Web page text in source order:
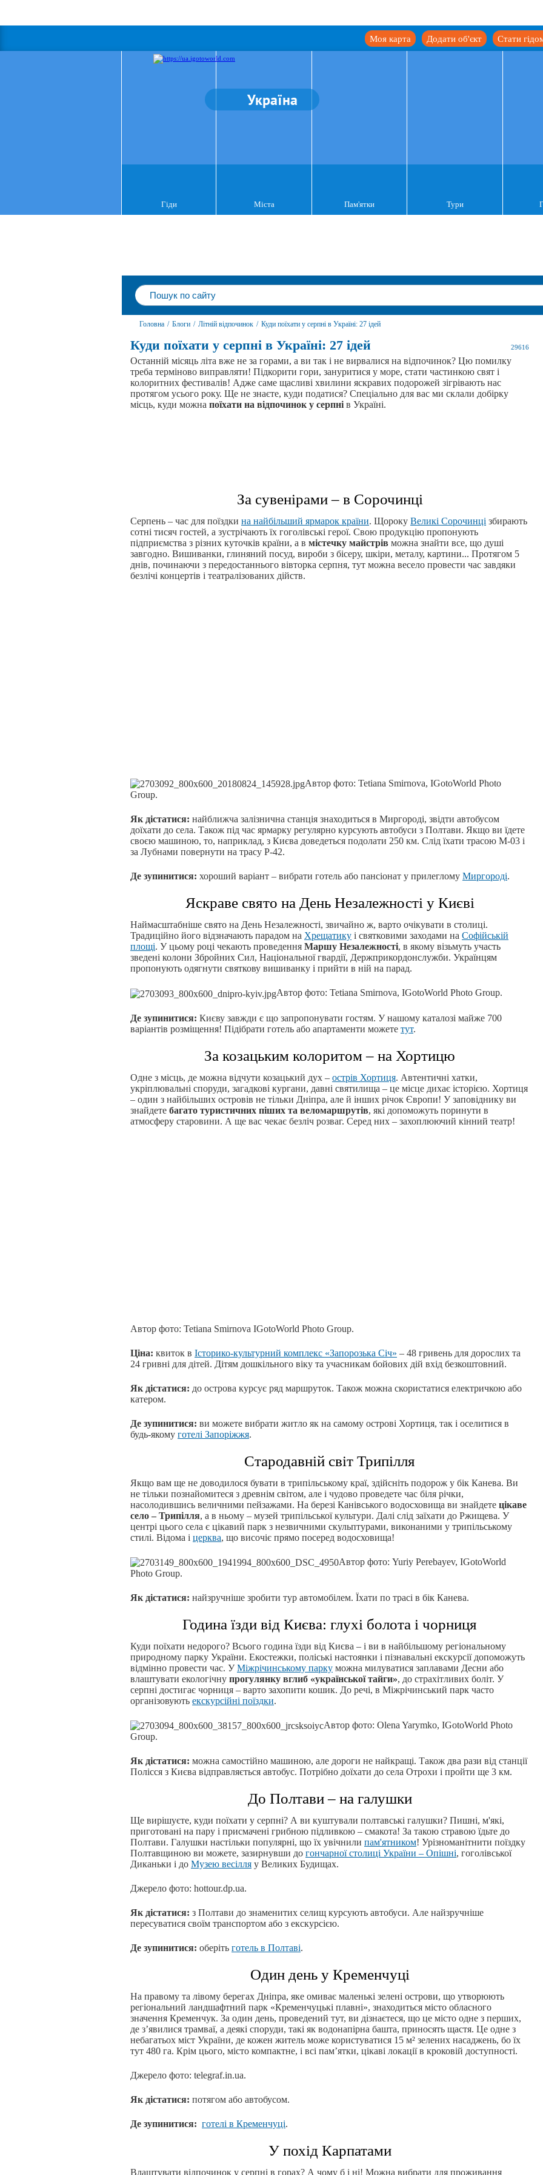
Стати
Додати об'єкт
Моя карта
Україна
Гіди Міста Пам'ятки Тури
Головна / Блоги / Літній відпочинок / Куди поїхати у серпні в Україні: 27 ідей
Куди поїхати у серпні в Україні: 27 ідей 29616
Останній місяць літа вже не за горами, а ви так і не вирвалися на відпочинок? Цю помилку
треба терміново виправляти! Підкорити гори, зануритися у море, стати частинкою свят і
колоритних фестивалів! Адже саме щасливі хвилини яскравих подорожей зігрівають нас
протягом усього року. Ще не знаєте, куди податися? Спеціально для вас ми склали добірку
місць, куди можна поїхати на відпочинок у серпні в Україні.
За сувенірами – в Сорочинці
Серпень – час для поїздки на найбільший ярмарок країни. Щороку Великі Сорочинці збирають
сотні тисяч гостей, а зустрічають їх гоголівські герої. Свою продукцію пропонують
підприємства з різних куточків країни, а в містечку майстрів можна знайти все, що душі
завгодно. Вишиванки, глиняний посуд, вироби з бісеру, шкіри, металу, картини... Протягом 5
днів, починаючи з передостаннього вівторка серпня, тут можна весело провести час завдяки
безлічі концертів і театралізованих дійств.
Автор фото: Tetiana Smirnova, IGotoWorld Photo
Group.
Як дістатися: найближча залізнична станція знаходиться в Миргороді, звідти автобусом
доїхати до села. Також під час ярмарку регулярно курсують автобуси з Полтави. Якщо ви їдете
своєю машиною, то, наприклад, з Києва доведеться подолати 250 км. Слід їхати трасою М-03 і
за Лубнами повернути на трасу Р-42.
Де зупинитися: хороший варіант – вибрати готель або пансіонат у прилеглому Миргороді.
Яскраве свято на День Незалежності у Києві
Наймасштабніше свято на День Незалежності, звичайно ж, варто очікувати в столиці.
Традиційно його відзначають парадом на Хрещатику і святковими заходами на Софійській
площі. У цьому році чекають проведення Маршу Незалежності, в якому візьмуть участь
зведені колони Збройних Сил, Національної гвардії, Держприкордонслужби. Українцям
пропонують одягнути святкову вишиванку і прийти в ній на парад.
Автор фото: Tetiana Smirnova, IGotoWorld Photo Group.
Де зупинитися: Києву завжди є що запропонувати гостям. У нашому каталозі майже 700
варіантів розміщення! Підібрати готель або апартаменти можете тут.
За козацьким колоритом – на Хортицю
Одне з місць, де можна відчути козацький дух – острів Хортиця. Автентичні хатки,
укріплювальні споруди, загадкові кургани, давні святилища – це місце дихає історією. Хортиця
– один з найбільших островів не тільки Дніпра, але й інших річок Європи! У заповіднику ви
знайдете багато туристичних піших та веломаршрутів, які допоможуть поринути в
атмосферу старовини. А ще вас чекає безліч розваг. Серед них – захоплюючий кінний театр!
Автор фото: Tetiana Smirnova IGotoWorld Photo Group.
Ціна: квиток в Історико-культурний комплекс «Запорозька Січ» – 48 гривень для дорослих та
24 гривні для дітей. Дітям дошкільного віку та учасникам бойових дій вхід безкоштовний.
Як дістатися: до острова курсує ряд маршруток. Також можна скористатися електричкою або
катером.
Де зупинитися: ви можете вибрати житло як на самому острові Хортиця, так і оселитися в
будь-якому готелі Запоріжжя.
Стародавній світ Трипілля
Якщо вам ще не доводилося бувати в трипільському краї, здійсніть подорож у бік Канева. Ви
не тільки познайомитеся з древнім світом, але і чудово проведете час біля річки,
насолодившись величними пейзажами. На березі Канівського водосховища ви знайдете цікаве
село – Трипілля, а в ньому – музей трипільської культури. Далі слід заїхати до Ржищева. У
центрі цього села є цікавий парк з незвичними скульптурами, виконаними у трипільському
стилі. Відома і церква, що височіє прямо посеред водосховища!
Автор фото: Yuriy Perebayev, IGotoWorld
Photo Group.
Як дістатися: найзручніше зробити тур автомобілем. Їхати по трасі в бік Канева.
Година їзди від Києва: глухі болота і чорниця
Куди поїхати недорого? Всього година їзди від Києва – і ви в найбільшому регіональному
природному парку України. Екостежки, поліські настоянки і пізнавальні екскурсії допоможуть
відмінно провести час. УМіжрічинському парку можна милуватися заплавами Десни або
влаштувати екологічну прогулянку вглиб «української тайги», до страхітливих боліт. У
серпні достигає чорниця – варто захопити кошик. До речі, в Міжрічинський парк часто
організовують екскурсійні поїздки.
Автор фото: Olena Yarymko, IGotoWorld Photo
Group.
Як дістатися: можна самостійно машиною, але дороги не найкращі. Також два рази від станції
Полісся з Києва відправляється автобус. Потрібно доїхати до села Отрохи і пройти ще 3 км.
До Полтави – на галушки
Ще вирішуєте, куди поїхати у серпні? А ви куштували полтавські галушки? Пишні, м'які,
приготовані на пару і присмачені грибною підливкою – смакота! За такою стравою їдьте до
Полтави. Галушки настільки популярні, що їх увічнили пам'ятником! Урізноманітнити поїздку
Полтавщиною ви можете, зазирнувши до гончарної столиці України – Опішні, гоголівської
Диканьки і до Музею весілля у Великих Будищах.
Джерело фото: hottour.dp.ua.
Як дістатися: з Полтави до знаменитих селищ курсують автобуси. Але найзручніше
пересуватися своїм транспортом або з екскурсією.
Де зупинитися: оберіть готель в Полтаві.
Один день у Кременчуці
На правому та лівому берегах Дніпра, яке омиває маленькі зелені острови, що утворюють
регіональний ландшафтний парк «Кременчуцькі плавні», знаходиться місто обласного
значення Кременчук. За один день, проведений тут, ви дізнаєтеся, що це місто одне з перших,
де з’явилися трамваї, а деякі споруди, такі як водонапірна башта, приносять щастя. Це одне з
небагатьох міст України, де кожен житель може користуватися 15 м² зелених насаджень, бо їх
тут 480 га. Крім цього, місто компактне, і всі пам’ятки, цікаві локації в кроковій доступності.
Джерело фото: telegraf.in.ua.
Як дістатися: потягом або автобусом.
Де зупинитися: готелі в Кременчуці.
У похід Карпатами
Влаштувати відпочинок у серпні в горах? А чому б і ні! Можна вибрати для проживання